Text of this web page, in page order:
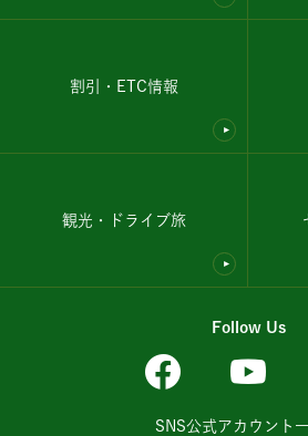
割引・ETC情報
観光・ドライブ旅
Follow Us
SNS公式アカウント